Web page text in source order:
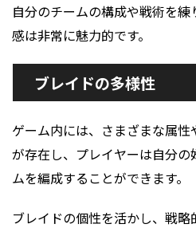
自分のチームの構成や戦術を
感は非常に魅力的です。
ブレイドの多様性
ゲーム内には、さまざまな属
が存在し、プレイヤーは自分
ムを編成することができます。
ブレイドの個性を活かし、戦